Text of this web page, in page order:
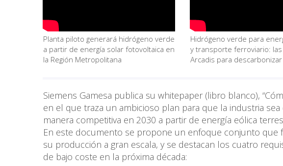
Planta piloto generará hidrógeno verde
a partir de energía solar fotovoltaica en
la Región Metropolitana
Hidrógeno verde para
y transporte ferroviario:
Arcadis para
Siemens Gamesa publica su whitepaper (libro blanco),
en el que traza un ambicioso plan para que la industria
manera competitiva en 2030 a partir de energía eólica
En este documento se propone un enfoque conjunto
su producción a gran escala, y se destacan los cuatro
de bajo coste en la próxima década: